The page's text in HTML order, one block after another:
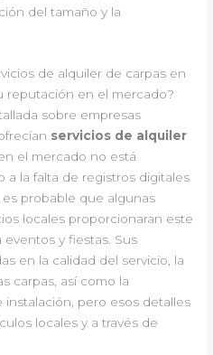
del tamaño y la
de alquiler de carpas en
reputación en el mercado?
sobre empresas
servicios de alquiler
el mercado no está
la falta de registros digitales
probable que algunas
locales proporcionaran este
y fiestas. Sus
en la calidad del servicio, la
carpas, así como la
pero esos detalles
locales y a través de